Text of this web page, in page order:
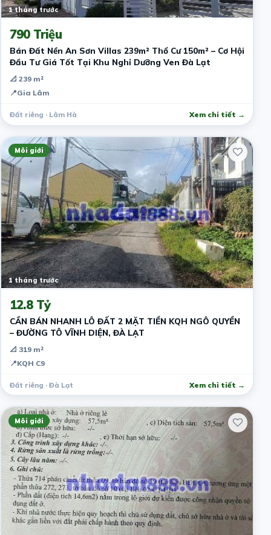
1 tháng trước
790 Triệu
Bán Đất Nền An Sơn Villas 239m² Thổ Cư 150m² – Cơ Hội
Đầu Tư Giá Tốt Tại Khu Nghỉ Dưỡng Ven Đà Lạt
📐 239 m²
📍Gia Lâm
Đất riêng · Lâm Hà Xem chi tiết →
Môi giới
1 tháng trước
12.8 Tỷ
CẦN BÁN NHANH LÔ ĐẤT 2 MẶT TIỀN KQH NGÔ QUYỀN
– ĐƯỜNG TÔ VĨNH DIỆN, ĐÀ LẠT
📐 319 m²
📍KQH C9
Đất riêng · Đà Lạt Xem chi tiết →
Môi giới